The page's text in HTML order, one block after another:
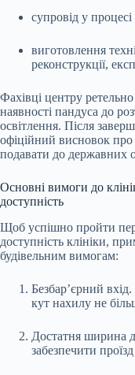
супровід у
виготовлення
реконструкції,
Фахівці центру
наявності пандуса до
освітлення. Після
офіційний висновок про
подавати до державних
Основні вимоги до
доступність
Щоб успішно пройти
доступність клініки,
будівельним вимогам:
Безбар’єрний
кут нахилу не
Достатня ширина
забезпечити